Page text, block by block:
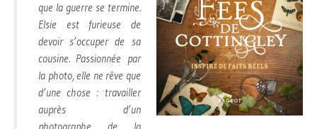
que la guerre se termine.
Elsie est furieuse de
devoir s’occuper de sa
cousine. Passionnée par
la photo, elle ne rêve que
d’une chose : travailler
auprès d’un